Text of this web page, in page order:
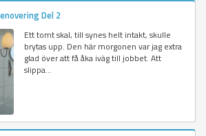
Del 2
Ett tomt skal, till synes helt intakt, skulle
brytas upp. Den här morgonen var jag extra
glad över att få åka iväg till jobbet. Att
slippa...